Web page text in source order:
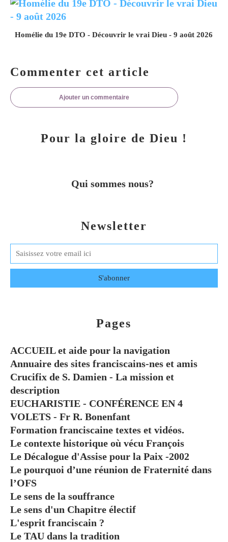
Homélie du 19e DTO - Découvrir le vrai Dieu - 9 août 2026
Commenter cet article
Ajouter un commentaire
Newsletter
Pages
ACCUEIL et aide pour la navigation
Annuaire des sites franciscains-nes et amis
Crucifix de S. Damien - La mission et
description
EUCHARISTIE - CONFÉRENCE EN 4
VOLETS - Fr R. Bonenfant
Formation franciscaine textes et vidéos.
Le contexte historique où vécu François
Le Décalogue d'Assise pour la Paix -2002
Le pourquoi d’une réunion de Fraternité dans
l’OFS
Le sens de la souffrance
Le sens d'un Chapitre électif
L'esprit franciscain ?
Le TAU dans la tradition
Pour la gloire de Dieu !
Qui sommes nous?